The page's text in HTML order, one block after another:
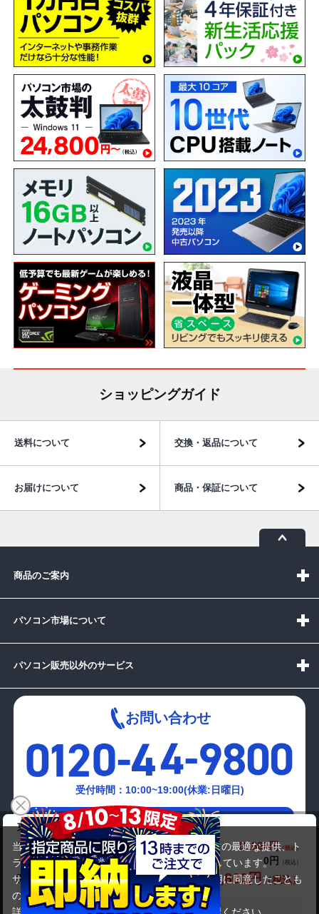
東芝 dynabook RX33/FB
商品価格(税込) 15,800円
オプション小計価格(税込)
0円
商品合計価格(税込)
15,800円
ショッピングガイド
送料について 交換・返品について
お届けについて 商品・保証について
商品のご案内
パソコン市場について
パソコン販売以外のサービス
お問い合わせ
受付時間：10:00~19:00(休業:日曜日)
メールでの
お問い合わせはこちら
当サイトでは利用体験の向上およびコンテンツの最適な提供、ト
ラフィックの分析を目的としてCookieを使用しています。
サイトの閲覧を継続された場合、Cookieの利用に同意したことも
のといたします。